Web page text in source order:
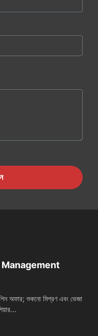
অফার; শুকনো মিশ্রণ এবং ভেজা